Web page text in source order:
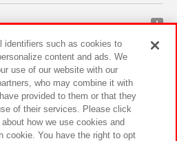
ナビリティ サイトポリシー
identifiers such as cookies to
content and ads. We
use of our website with our
who may combine it with
provided to them or that they
of their services. Please click
how we use cookies and
cookie. You have the right to opt